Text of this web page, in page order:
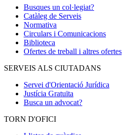
Busques un col·legiat?
Catàleg de Serveis
Normativa
Circulars i Comunicacions
Biblioteca
Ofertes de treball i altres ofertes
SERVEIS ALS CIUTADANS
Servei d'Orientació Jurídica
Justícia Gratuïta
Busca un advocat?
TORN D'OFICI